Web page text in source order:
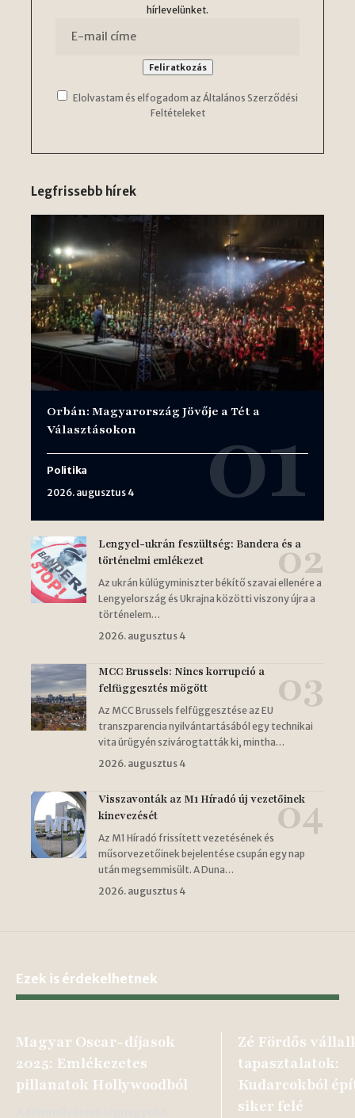
hírlevelünket.
Elolvastam és elfogadom az Általános Szerződési
Feltételeket
Legfrissebb hírek
Orbán: Magyarország Jövője a Tét a
Választásokon
Politika
2026. augusztus 4
Lengyel-ukrán feszültség: Bandera és a
történelmi emlékezet
Az ukrán külügyminiszter békítő szavai ellenére a
Lengyelország és Ukrajna közötti viszony újra a
történelem…
2026. augusztus 4
MCC Brussels: Nincs korrupció a
felfüggesztés mögött
Az MCC Brussels felfüggesztése az EU
transzparencia nyilvántartásából egy technikai
vita ürügyén szivárogtatták ki, mintha…
2026. augusztus 4
Visszavonták az M1 Híradó új vezetőinek
kinevezését
Az M1 Híradó frissített vezetésének és
műsorvezetőinek bejelentése csupán egy nap
után megsemmisült. A Duna…
2026. augusztus 4
Ezek is érdekelhetnek
Magyar Oscar-díjasok
2025: Emlékezetes
pillanatok Hollywoodból
Zé Fördős
tapasztalatok:
Kudarcokból
siker felé